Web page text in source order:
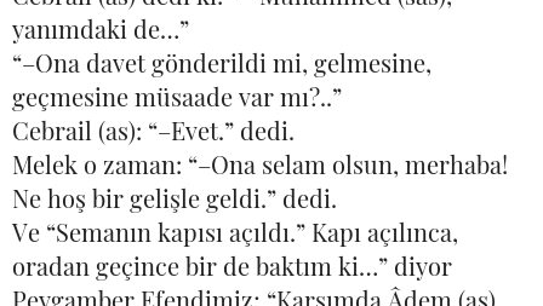
yanımdaki de…”
“–Ona davet gönderildi mi, gelmesine,
geçmesine müsaade var mı?..”
Cebrail (as): “–Evet.” dedi.
Melek o zaman: “–Ona selam olsun, merhaba!
Ne hoş bir gelişle geldi.” dedi.
Ve “Semanın kapısı açıldı.” Kapı açılınca,
oradan geçince bir de baktım ki…” diyor
Peygamber Efendimiz; “Karşımda Âdem (as)